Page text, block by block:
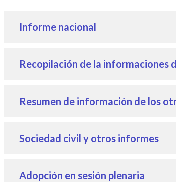
Informe nacional
Recopilación de la informaciones
Resumen de información de los
Sociedad civil y otros informes
Adopción en sesión plenaria